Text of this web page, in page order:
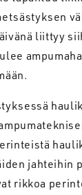
liittyy
jahteihin
rikkoa